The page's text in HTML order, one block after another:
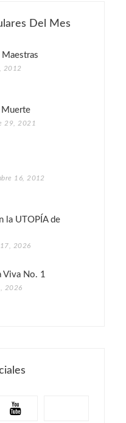
Del Mes
Maestras
2012
Muerte
29, 2021
16, 2012
la UTOPÍA de
2026
Viva No. 1
2026